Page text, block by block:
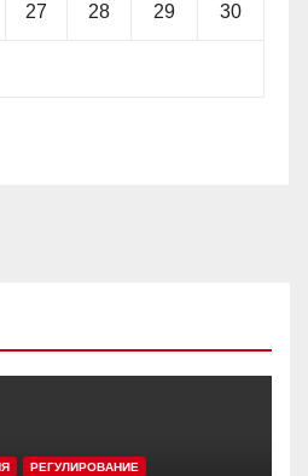
27 28 29 30
РЕГУЛИРОВАНИЕ